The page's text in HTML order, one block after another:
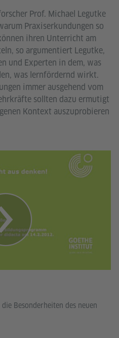
Prof. Michael Legutke
Praxiserkundungen so
ihren Unterricht am
so argumentiert Legutke,
und Experten in dem, was
was lernfördernd wirkt.
immer ausgehend vom
sollten dazu ermutigt
Kontext auszuprobieren
Besonderheiten des neuen